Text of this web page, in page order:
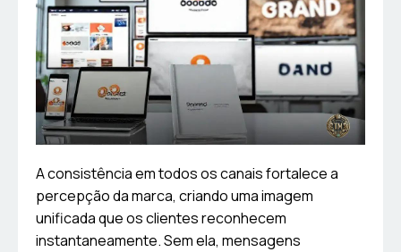
A consistência em todos os canais fortalece a
percepção da marca, criando uma imagem
unificada que os clientes reconhecem
instantaneamente. Sem ela, mensagens